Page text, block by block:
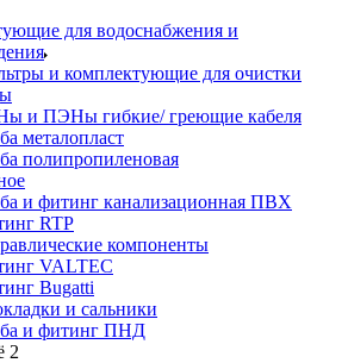
для водоснабжения и
и комплектующие для очистки
и ПЭНы гибкие/ греющие кабеля
металопласт
полипропиленовая
и фитинг канализационная ПВХ
RTP
компоненты
VALTEC
Bugatti
и сальники
и фитинг ПНД
2